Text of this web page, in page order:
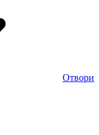
Отвори